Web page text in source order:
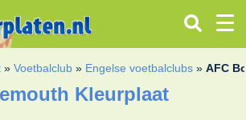
»Voetbalclub » Engelse voetbalclubs »AFC
Kleurplaat